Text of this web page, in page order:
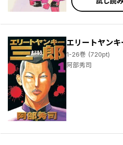
エリートヤンキ
1-26巻 (720pt)
阿部秀司